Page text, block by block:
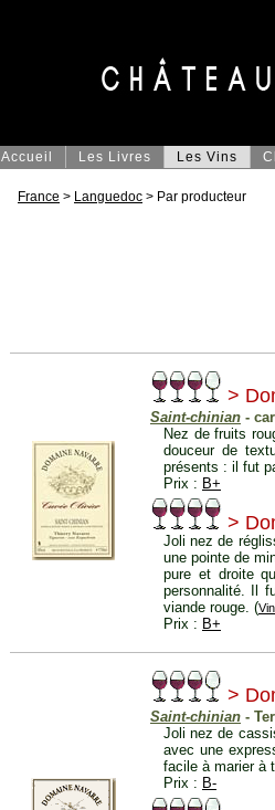
Accueil Les Livres Les Vins
France > Languedoc > Par producteur
>
Saint-chinian -
Nez de fruits
douceur de
présents : il fut
Prix : B+
>
Joli nez de
une pointe de
pure et droite
personnalité. Il
viande rouge. (
Prix : B+
>
Saint-chinian -
Joli nez de
avec une
facile à marier à
Prix : B-